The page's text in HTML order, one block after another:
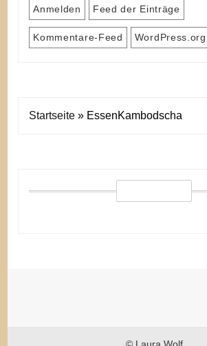
Anmelden Feed der Einträge
Kommentare-Feed WordPress.org
Startseite » EssenKambodscha
© Laura Wolf